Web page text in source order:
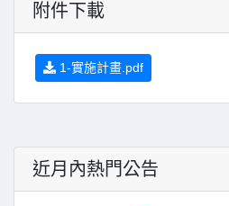
附件下載
1-實施計畫.pdf
近月內熱門公告